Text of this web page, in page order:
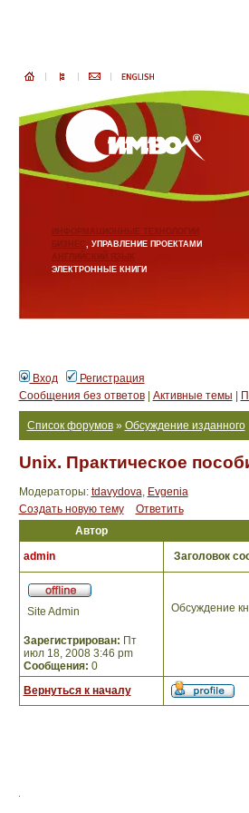
ИНФОРМАЦИОННЫЕ ТЕХНОЛОГИИ
БИЗНЕС, УПРАВЛЕНИЕ ПРОЕКТАМИ
АНГЛИЙСКИЙ ЯЗЫК
ЭЛЕКТРОННЫЕ КНИГИ
Вход
Регистрация
Сообщения без ответов| Активные темы
Список форумов» Обсуждение изданного
Unix. Практическое
Модераторы: tdavydova, Evgenia
Создать новую тему
Ответить
Автор
admin
Заголовок
Site Admin
Зарегистрирован: Пт
июл 18, 2008 3:46 pm
Сообщения: 0
Обсуждение
Вернуться к началу